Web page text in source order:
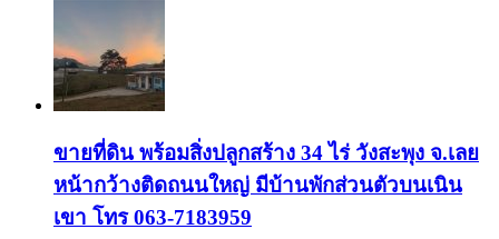
ขายที่ดิน พร้อมสิ่งปลูกสร้าง 34 ไร่ วังสะพุง จ.เลย
หน้ากว้างติดถนนใหญ่ มีบ้านพักส่วนตัวบนเนิน
เขา โทร 063-7183959